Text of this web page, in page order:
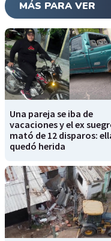
MÁS PARA VER
Una pareja se iba de
vacaciones y el ex
mató de 12 disparos:
quedó herida